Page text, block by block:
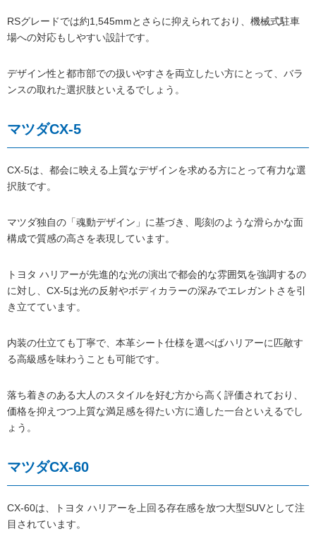
RSグレードでは約1,545mmとさらに抑えられており、機械式駐車
場への対応もしやすい設計です。
デザイン性と都市部での扱いやすさを両立したい方にとって、バラ
ンスの取れた選択肢といえるでしょう。
マツダCX-5
CX-5は、都会に映える上質なデザインを求める方にとって有力な選
択肢です。
マツダ独自の「魂動デザイン」に基づき、彫刻のような滑らかな面
構成で質感の高さを表現しています。
トヨタ ハリアーが先進的な光の演出で都会的な雰囲気を強調するの
に対し、CX-5は光の反射やボディカラーの深みでエレガントさを引
き立てています。
内装の仕立ても丁寧で、本革シート仕様を選べばハリアーに匹敵す
る高級感を味わうことも可能です。
落ち着きのある大人のスタイルを好む方から高く評価されており、
価格を抑えつつ上質な満足感を得たい方に適した一台といえるでし
ょう。
マツダCX-60
CX-60は、トヨタ ハリアーを上回る存在感を放つ大型SUVとして注
目されています。